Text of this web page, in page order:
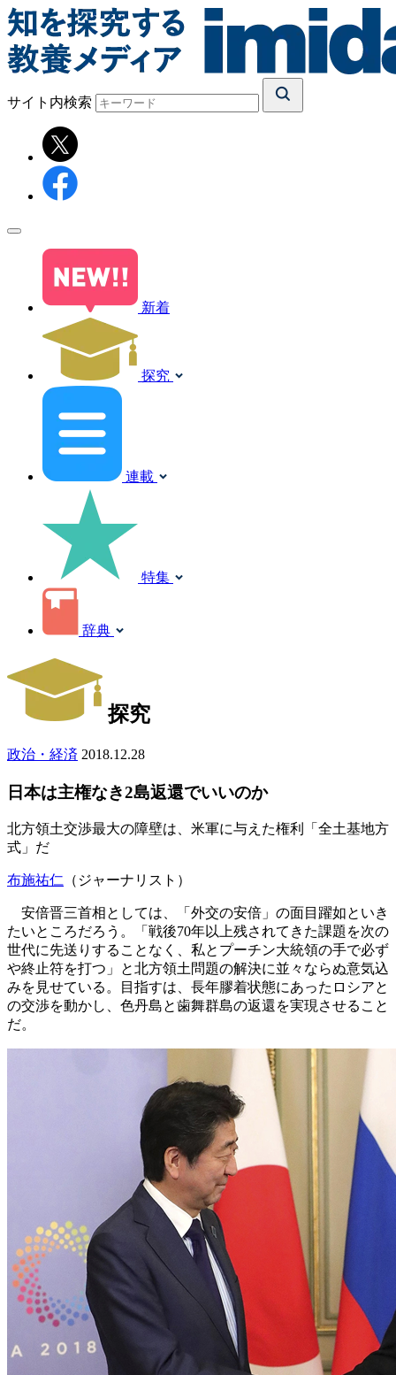
サイト内検索
新着
探究
連載
特集
辞典
探究
政治・経済 2018.12.28
日本は主権なき2島返還でいいのか
北方領土交渉最大の障壁は、米軍に与えた権利「全土基地方
式」だ
布施祐仁 （ジャーナリスト）
安倍晋三首相としては、「外交の安倍」の面目躍如といき
たいところだろう。「戦後70年以上残されてきた課題を次の
世代に先送りすることなく、私とプーチン大統領の手で必ず
や終止符を打つ」と北方領土問題の解決に並々ならぬ意気込
みを見せている。目指すは、長年膠着状態にあったロシアと
の交渉を動かし、色丹島と歯舞群島の返還を実現させること
だ。